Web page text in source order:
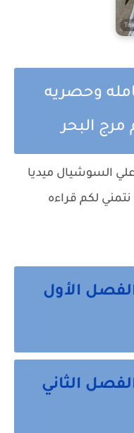
وحصريه
مرج البحر
السوشيال ميديا
لكم قراءه
الأول
الثاني